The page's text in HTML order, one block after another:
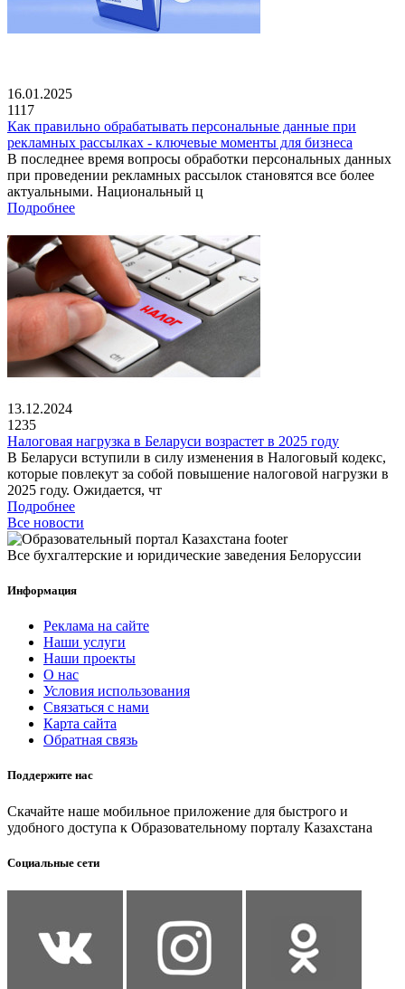
16.01.2025
1117
Как правильно обрабатывать персональные данные при
рекламных рассылках - ключевые моменты для бизнеса
В последнее время вопросы обработки персональных данных
при проведении рекламных рассылок становятся все более
актуальными. Национальный ц
Подробнее
13.12.2024
1235
Налоговая нагрузка в Беларуси возрастет в 2025 году
В Беларуси вступили в силу изменения в Налоговый кодекс,
которые повлекут за собой повышение налоговой нагрузки в
2025 году. Ожидается, чт
Подробнее
Все новости
Все бухгалтерские и юридические заведения Белоруссии
Информация
Реклама на сайте
Наши услуги
Наши проекты
О нас
Условия использования
Связаться с нами
Карта сайта
Обратная связь
Поддержите нас
Скачайте наше мобильное приложение для быстрого и
удобного доступа к Образовательному порталу Казахстана
Социальные сети